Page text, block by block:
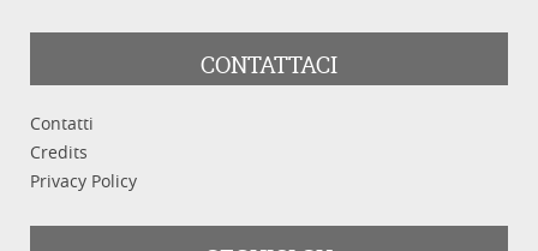
CONTATTACI
Contatti
Credits
Privacy Policy